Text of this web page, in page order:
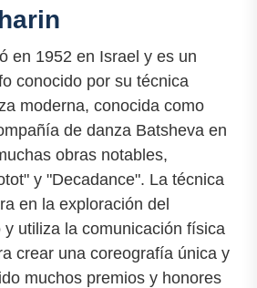
en 1952 en Israel y es un
conocido por su técnica
moderna, conocida como
de danza Batsheva en
obras notables,
y "Decadance". La técnica
en la exploración del
utiliza la comunicación física
crear una coreografía única y
muchos premios y honores